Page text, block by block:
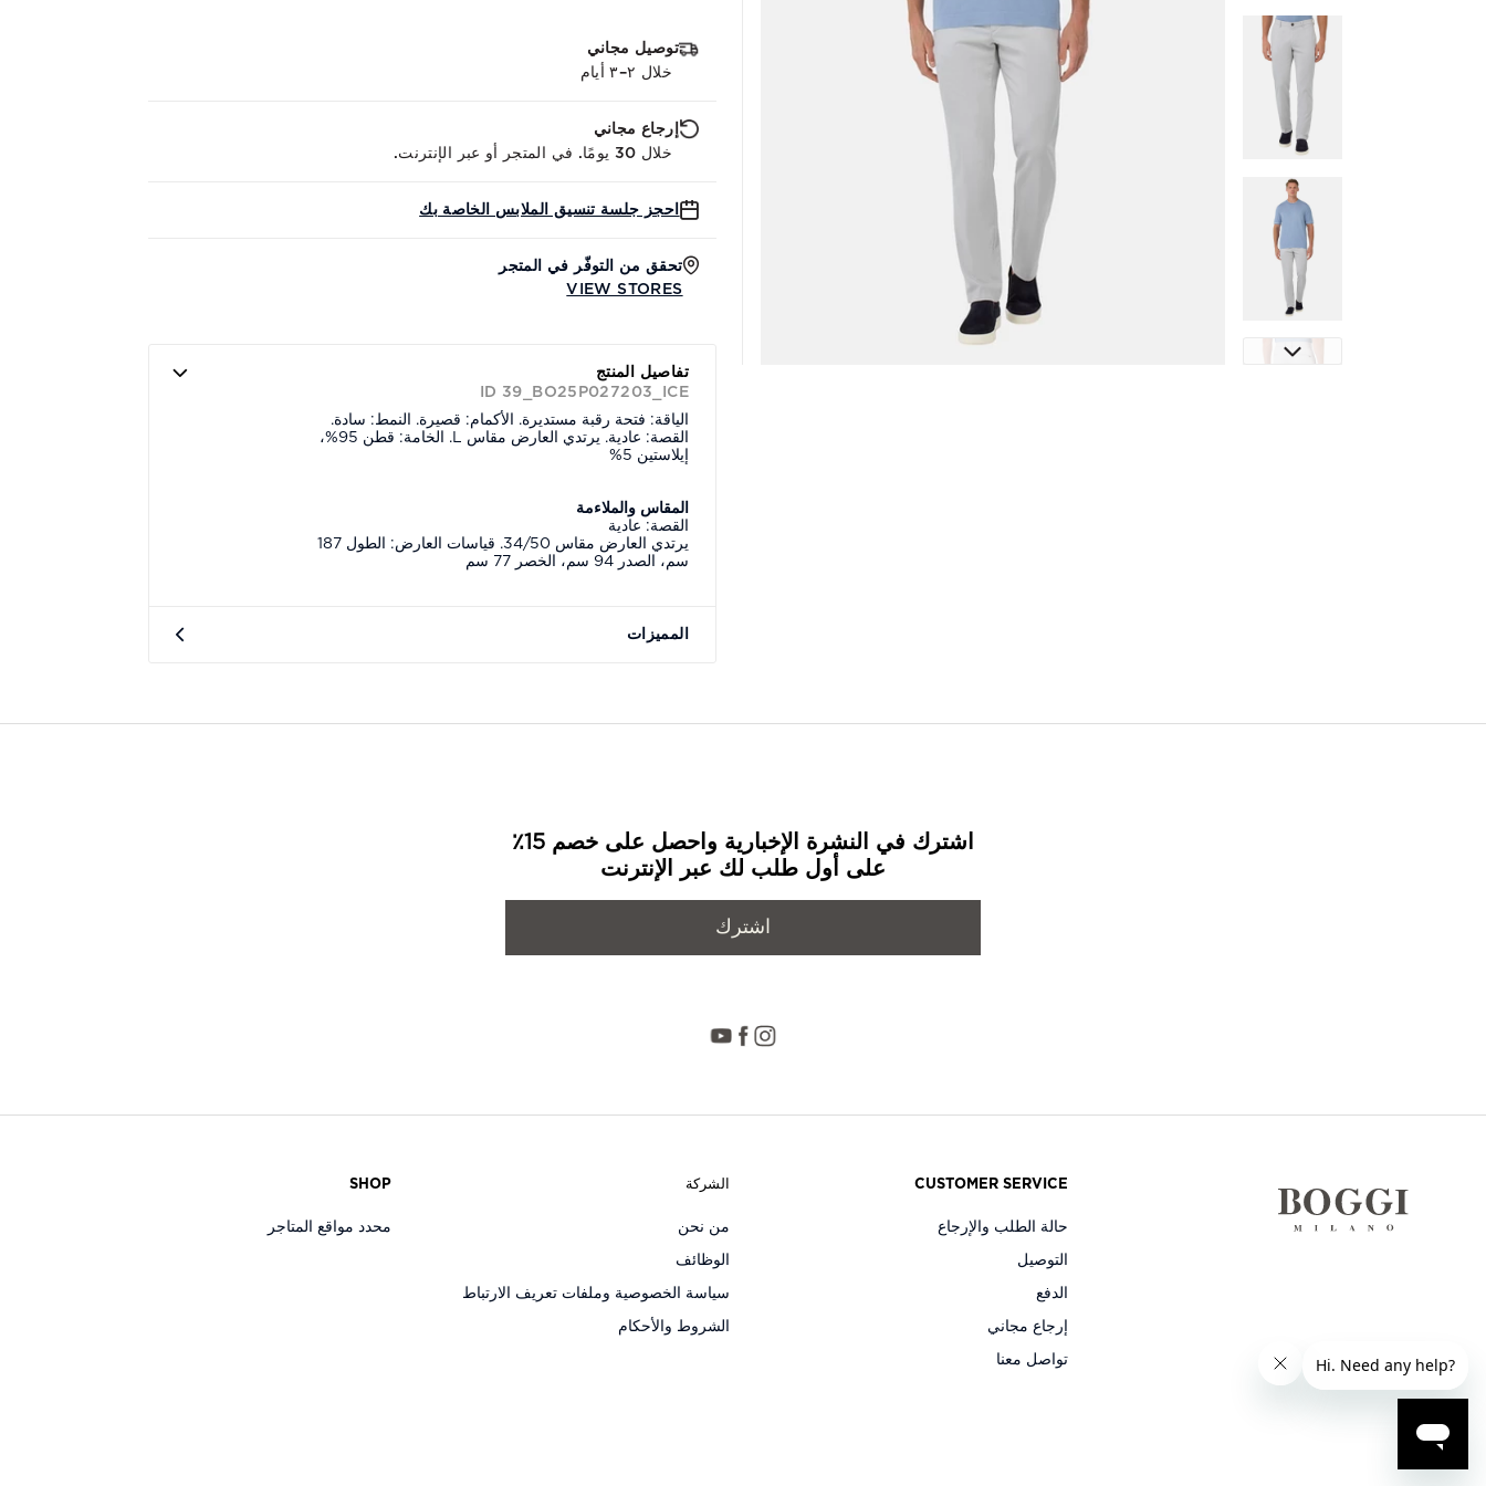
توصيل مجاني
خلال ٢–٣ أيام
إرجاع مجاني
خلال 30 يومًا. في المتجر أو عبر الإنترنت.
احجز جلسة تنسيق الملابس الخاصة بك
تحقق من التوفّر في المتجر
VIEW STORES
تفاصيل المنتج
ID 39_BO25P027203_ICE
الياقة: فتحة رقبة مستديرة. الأكمام: قصيرة. النمط: سادة.
القصة: عادية. يرتدي العارض مقاس L. الخامة: قطن 95%،
إيلاستين 5%
المقاس والملاءمة
القصة: عادية
يرتدي العارض مقاس 34/50. قياسات العارض: الطول 187
سم، الصدر 94 سم، الخصر 77 سم
المميزات
اشترك في النشرة الإخبارية واحصل على خصم 15٪
على أول طلب لك عبر الإنترنت
اشترك
CUSTOMER SERVICE
حالة الطلب والإرجاع
التوصيل
الدفع
إرجاع مجاني
تواصل معنا
الشركة
من نحن
الوظائف
سياسة الخصوصية وملفات تعريف الارتباط
الشروط والأحكام
SHOP
محدد مواقع المتاجر